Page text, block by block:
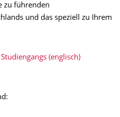
zu führenden
und das speziell zu Ihrem
(englisch)